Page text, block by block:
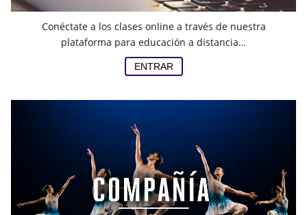
Conéctate a los clases online a través de nuestra
plataforma para educación a distancia…
ENTRAR